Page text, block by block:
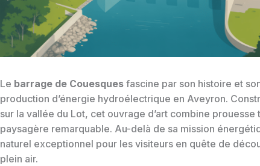
Le barrage de Couesques fascine par son histoire et
production d’énergie hydroélectrique en Aveyron.
sur la vallée du Lot, cet ouvrage d’art combine
paysagère remarquable. Au-delà de sa mission
naturel exceptionnel pour les visiteurs en quête de
plein air.